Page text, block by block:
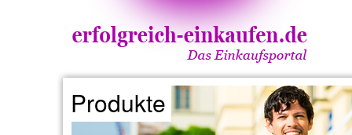
Produkte